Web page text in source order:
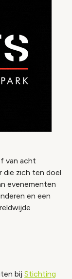
van acht
die zich ten doel
evenementen
en een
bij Stichting